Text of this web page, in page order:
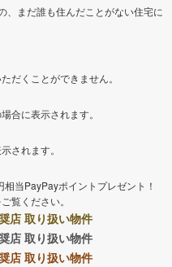
、まだ誰も住んだことがない住宅に
だくことができません。
合に表示されます。
されます。
当PayPayポイントプレゼント！
覧ください。
店 取り扱い物件
店 取り扱い物件
店 取り扱い物件